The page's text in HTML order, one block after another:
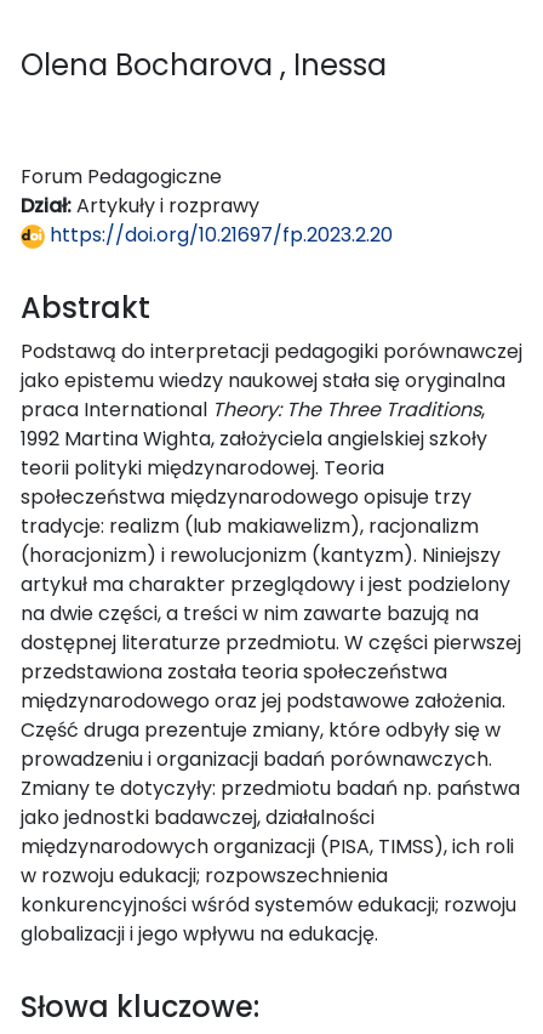
Olena Bocharova , Inessa
Forum Pedagogiczne
Dział:Artykuły i rozprawy
https://doi.org/10.21697/fp.2023.2.20
Abstrakt
Podstawą do interpretacji pedagogiki porównawczej
jako epistemu wiedzy naukowej stała się oryginalna
praca International Theory: The Three Traditions,
1992 Martina Wighta, założyciela angielskiej szkoły
teorii polityki międzynarodowej. Teoria
społeczeństwa międzynarodowego opisuje trzy
tradycje: realizm (lub makiawelizm), racjonalizm
(horacjonizm) i rewolucjonizm (kantyzm). Niniejszy
artykuł ma charakter przeglądowy i jest podzielony
na dwie części, a treści w nim zawarte bazują na
dostępnej literaturze przedmiotu. W części pierwszej
przedstawiona została teoria społeczeństwa
międzynarodowego oraz jej podstawowe założenia.
Część druga prezentuje zmiany, które odbyły się w
prowadzeniu i organizacji badań porównawczych.
Zmiany te dotyczyły: przedmiotu badań np. państwa
jako jednostki badawczej, działalności
międzynarodowych organizacji (PISA, TIMSS), ich roli
w rozwoju edukacji; rozpowszechnienia
konkurencyjności wśród systemów edukacji; rozwoju
globalizacji i jego wpływu na edukację.
Słowa kluczowe: